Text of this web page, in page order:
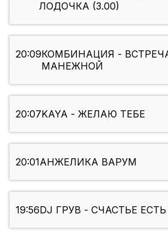
ЛОДОЧКА (3.00)
20:09КОМБИНАЦИЯ -
МАНЕЖНОЙ
20:07KAYA - ЖЕЛАЮ ТЕБЕ
20:01АНЖЕЛИКА ВАРУМ
19:56DJ ГРУВ - СЧАСТЬЕ ЕСТЬ